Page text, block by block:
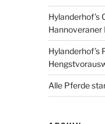
Hylanderhof’s
Hannoveraner
Hylanderhof’s
Alle Pferde